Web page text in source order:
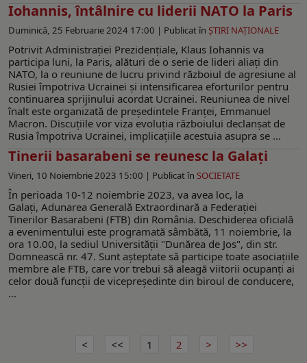
Iohannis, întâlnire cu liderii NATO la Paris
Duminică, 25 Februarie 2024 17:00 | Publicat în ŞTIRI NAŢIONALE
Potrivit Administrației Prezidențiale, Klaus Iohannis va
participa luni, la Paris, alături de o serie de lideri aliați din
NATO, la o reuniune de lucru privind războiul de agresiune al
Rusiei împotriva Ucrainei și intensificarea eforturilor pentru
continuarea sprijinului acordat Ucrainei. Reuniunea de nivel
înalt este organizată de președintele Franței, Emmanuel
Macron. Discuțiile vor viza evoluția războiului declanșat de
Rusia împotriva Ucrainei, implicațiile acestuia asupra se ...
Tinerii basarabeni se reunesc la Galaţi
Vineri, 10 Noiembrie 2023 15:00 | Publicat în SOCIETATE
În perioada 10-12 noiembrie 2023, va avea loc, la
Galați, Adunarea Generală Extraordinară a Federației
Tinerilor Basarabeni (FTB) din România. Deschiderea oficială
a evenimentului este programată sâmbătă, 11 noiembrie, la
ora 10.00, la sediul Universităţii "Dunărea de Jos", din str.
Domnească nr. 47. Sunt aşteptate să participe toate asociațiile
membre ale FTB, care vor trebui să aleagă viitorii ocupanţi ai
celor două funcții de vicepreşedinte din biroul de conducere,
...
1
2